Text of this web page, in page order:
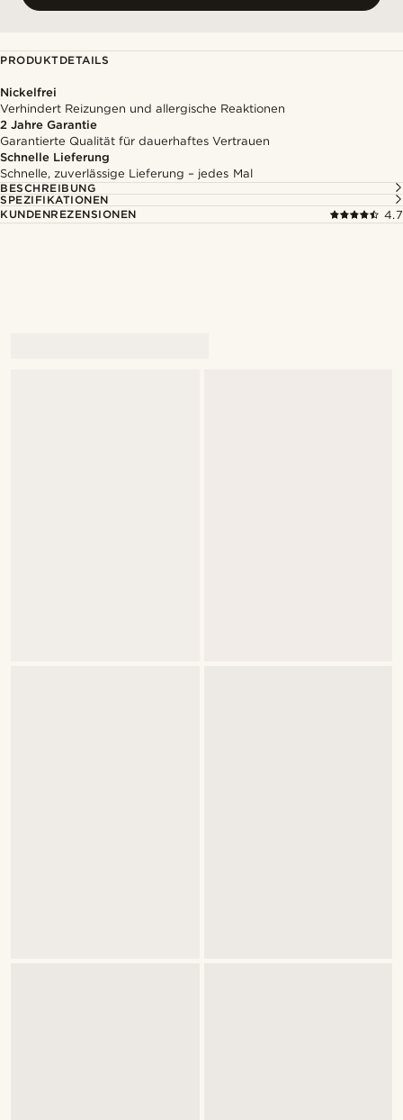
PRODUKTDETAILS
Nickelfrei
Verhindert Reizungen und allergische Reaktionen
2 Jahre Garantie
Garantierte Qualität für dauerhaftes Vertrauen
Schnelle Lieferung
Schnelle, zuverlässige Lieferung – jedes Mal
BESCHREIBUNG
SPEZIFIKATIONEN
KUNDENREZENSIONEN
4.7